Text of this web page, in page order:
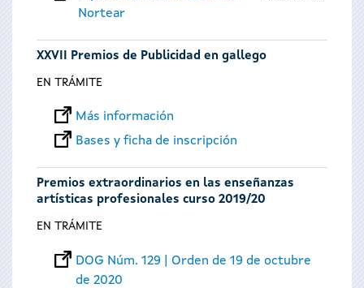
Nortear
XXVII Premios de Publicidad en gallego
EN TRÁMITE
Más información
Bases y ficha de inscripción
Premios extraordinarios en las enseñanzas
artísticas profesionales curso 2019/20
EN TRÁMITE
DOG Núm. 129 | Orden de 19 de octubre
de 2020